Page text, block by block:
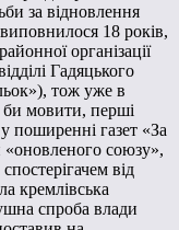
за відновлення
18 років,
організації
Гадяцького
тож уже в
би мовити, перші
поширенні газет «За
«оновленого союзу»,
від
кремлівська
спроба влади